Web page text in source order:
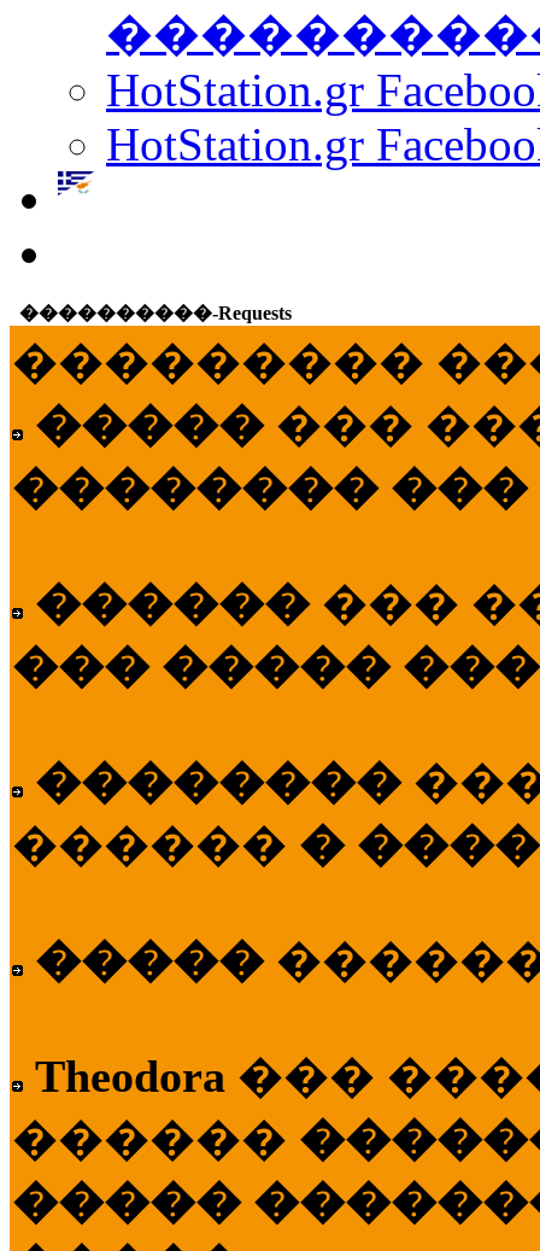
HotStation.gr
HotStation.gr
����������-Requests
���������
����� ���
�������� ���
������ ���
��� �����
��������
������ �
�����
Theodora ���
������
�����